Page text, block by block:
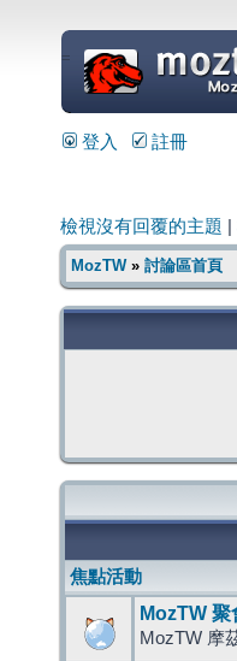
=
登入 註冊
檢視沒有回覆的主題
MozTW» 討論區首頁
焦點活動
MozTW 聚
MozTW 摩